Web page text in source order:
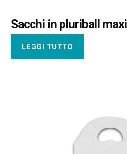
Sacchi in pluriball maxi
LEGGI TUTTO